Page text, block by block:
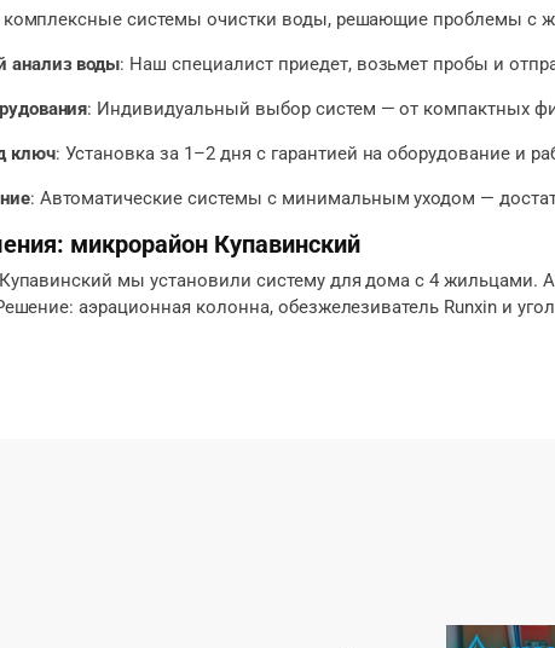
системы очистки воды, решающие проблемы с
анализ воды: Наш специалист приедет, возьмет пробы и
: Индивидуальный выбор систем — от компактных
ключ: Установка за 1–2 дня с гарантией на оборудование и
: Автоматические системы с минимальным уходом —
микрорайон Купавинский
мы установили систему для дома с 4 жильцами.
аэрационная колонна, обезжелезиватель Runxin и